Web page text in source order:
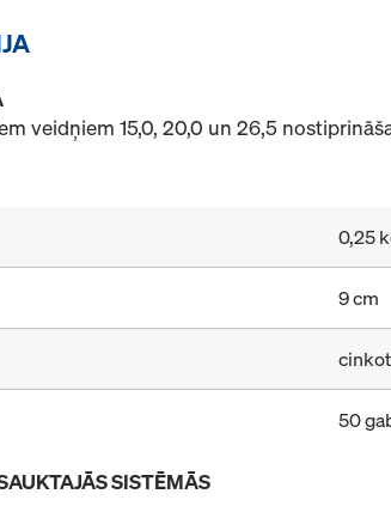
veidņiem 15,0, 20,0 un 26,5
0,25
9 cm
50
SISTĒMĀS